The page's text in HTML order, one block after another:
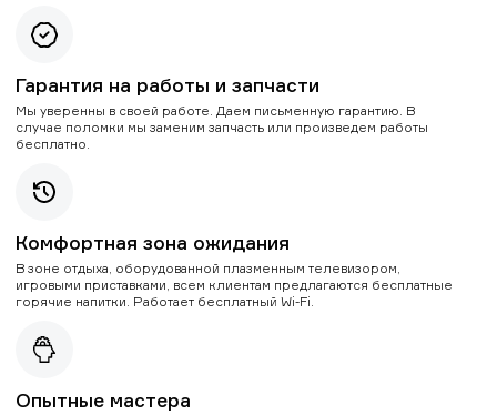
Гарантия на работы и запчасти
Мы уверенны в своей работе. Даем письменную гарантию. В
случае поломки мы заменим запчасть или произведем работы
бесплатно.
Комфортная зона ожидания
В зоне отдыха, оборудованной плазменным телевизором,
игровыми приставками, всем клиентам предлагаются бесплатные
горячие напитки. Работает бесплатный Wi-Fi.
Опытные мастера